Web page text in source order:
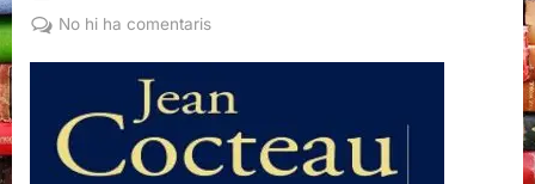
on
No hi ha comentarisa
d’Orphée,
Jean
Cocteau